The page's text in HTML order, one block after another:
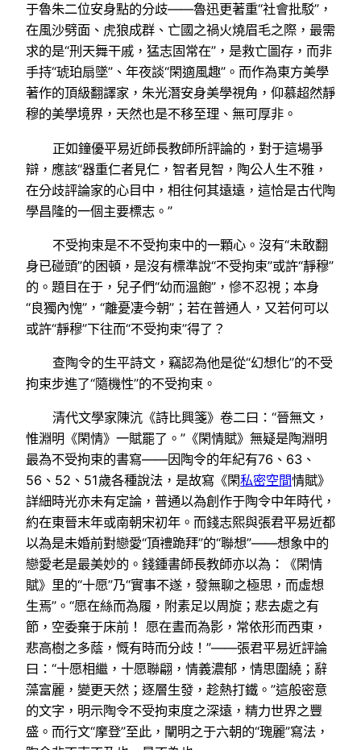
于魯朱二位安身點的分歧——魯迅更著重“社會批駁”，
在風沙劈面、虎狼成群、亡國之禍火燒眉毛之際，最需
求的是“刑天舞干戚，猛志固常在”，是救亡圖存，而非
手持“琥珀扇墜”、年夜談“閑適風趣”。而作為東方美學
著作的頂級翻譯家，朱光潛安身美學視角，仰慕超然靜
穆的美學境界，天然也是不移至理、無可厚非。
正如鐘優平易近師長教師所評論的，對于這場爭
辯，應該“器重仁者見仁，智者見智，陶公人生不雅，
在分歧評論家的心目中，相往何其遠遠，這恰是古代陶
學昌隆的一個主要標志。”
不受拘束是不不受拘束中的一顆心。沒有“未敢翻
身已碰頭”的困頓，是沒有標準說“不受拘束”或許“靜穆”
的。題目在于，兒子們“幼而溫飽”，慘不忍視；本身
“良獨內愧”，“離憂凄今朝”；若在普通人，又若何可以
或許“靜穆”下往而“不受拘束”得了？
查陶令的生平詩文，竊認為他是從“幻想化”的不受
拘束步進了“隨機性”的不受拘束。
清代文學家陳沆《詩比興箋》卷二曰：“晉無文，
惟淵明《閑情》一賦罷了。”《閑情賦》無疑是陶淵明
最為不受拘束的書寫——因陶令的年紀有76、63、
56、52、51歲各種說法，是故寫《閑私密空間情賦》
詳細時光亦未有定論，普通以為創作于陶令中年時代，
約在東晉末年或南朝宋初年。而錢志熙與張君平易近都
以為是未婚前對戀愛“頂禮跪拜”的“聯想”——想象中的
戀愛老是最美妙的。錢鍾書師長教師亦以為：《閑情
賦》里的“十愿”乃“實事不遂，發無聊之極思，而虛想
生焉”。“愿在絲而為履，附素足以周旋；悲去處之有
節，空委棄于床前！ 愿在晝而為影，常依形而西東，
悲高樹之多蔭，慨有時而分歧！”——張君平易近評論
曰：“十愿相繼，十愿聯翩，情義濃郁，情思圍繞；辭
藻富麗，變更天然；逐層生發，趁熱打鐵。”這般密意
的文字，明示陶令不受拘束度之深遠，精力世界之豐
盛。而行文“摩登”至此，闡明之于六朝的“瑰麗”寫法，